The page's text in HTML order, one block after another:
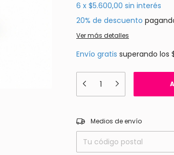
6 x $5.600,00 sin interés
20% de descuento
Ver más detalles
Envío gratis superando los
Entregas para el CP:
Medios de envío